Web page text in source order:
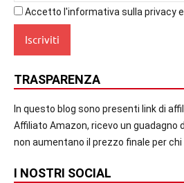
Accetto l'informativa sulla privacy
TRASPARENZA
In questo blog sono presenti link di
Affiliato Amazon, ricevo un guadagno
non aumentano il prezzo finale per chi
I NOSTRI SOCIAL